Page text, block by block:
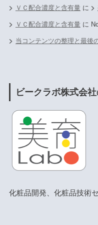
ＶＣ配合濃度と含有量に
ＶＣ配合濃度と含有量に
当コンテンツの整理と最後
ビークラボ株式会
化粧品開発、化粧品技術